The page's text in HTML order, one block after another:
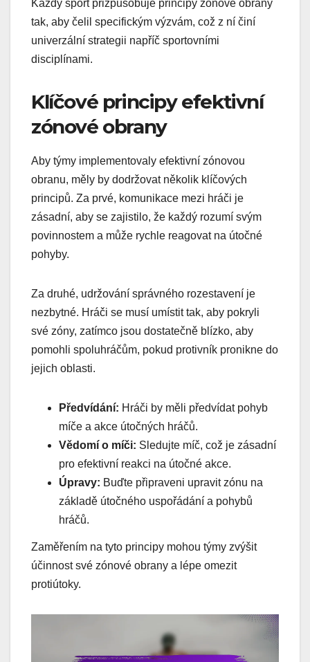
Každý sport přizpůsobuje principy zónové obrany
tak, aby čelil specifickým výzvám, což z ní činí
univerzální strategii napříč sportovními
disciplínami.
Klíčové principy efektivní
zónové obrany
Aby týmy implementovaly efektivní zónovou
obranu, měly by dodržovat několik klíčových
principů. Za prvé, komunikace mezi hráči je
zásadní, aby se zajistilo, že každý rozumí svým
povinnostem a může rychle reagovat na útočné
pohyby.
Za druhé, udržování správného rozestavení je
nezbytné. Hráči se musí umístit tak, aby pokryli
své zóny, zatímco jsou dostatečně blízko, aby
pomohli spoluhráčům, pokud protivník pronikne do
jejich oblasti.
Předvídání: Hráči by měli předvídat pohyb
míče a akce útočných hráčů.
Vědomí o míči: Sledujte míč, což je zásadní
pro efektivní reakci na útočné akce.
Úpravy: Buďte připraveni upravit zónu na
základě útočného uspořádání a pohybů
hráčů.
Zaměřením na tyto principy mohou týmy zvýšit
účinnost své zónové obrany a lépe omezit
protiútoky.